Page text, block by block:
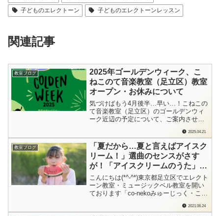
子どものエレクトーン
子どものエレクトーンレッスン
関連記事
教室ブログ
2025年ゴールデンウィーク、こ
ねこのて音楽教室（足立区）教室
オープン・お休みについて
気づけばもう4月後半…早い…！こねこの
て音楽教室（足立区）のゴールデンウィ
ーク近辺の予定について、ご案内させて
都足立区でエレクトーン教室・ミュージ
ックベル教室を開いております「こねこ
のて音楽教室・co-nekoみゅーじっく」の
檜垣（ひがき）がお届けしてまいりま
す。...
2025.04.21
教室ブログ
「夏だから…夏と言えばアイスク
リーム！」選曲のセンスがさす
が！「アイスクリームのうた」を
歌い始めました！（Yちゃん、小
6、ハンディキャップのある方の
レッスン）
こんにちは(*^-^*)東京都足立区でエレクト
ーン教室・ミュージックベル教室を開い
ております「co-nekoみゅーじっく・こね
す。「次の曲、何にしよっか」レッスン
2021.06.24